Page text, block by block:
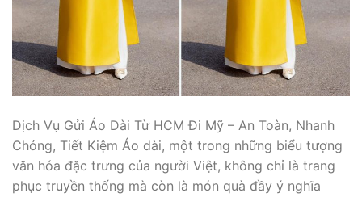
Dịch Vụ Gửi Áo Dài Từ HCM Đi Mỹ – An Toàn, Nhanh
Chóng, Tiết Kiệm Áo dài, một trong những biểu tượng
văn hóa đặc trưng của người Việt, không chỉ là trang
phục truyền thống mà còn là món quà đầy ý nghĩa